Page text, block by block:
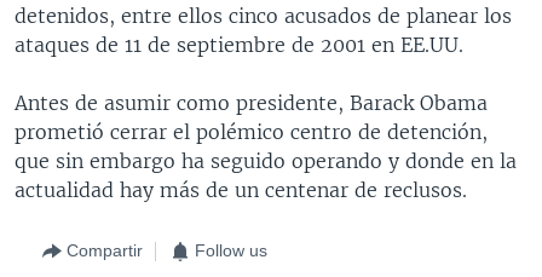
detenidos, entre ellos cinco acusados de planear los
ataques de 11 de septiembre de 2001 en EE.UU.
Antes de asumir como presidente, Barack Obama
prometió cerrar el polémico centro de detención,
que sin embargo ha seguido operando y donde en la
actualidad hay más de un centenar de reclusos.
Compartir Follow us